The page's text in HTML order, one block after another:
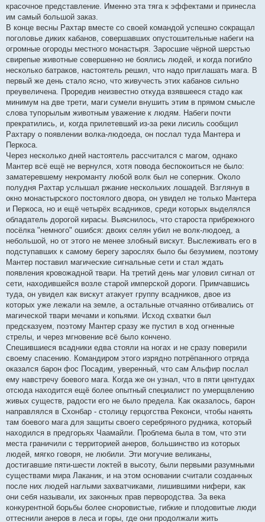
красочное представление. Именно эта тяга к эффектами и принесла
им самый большой заказ.
В конце весны Рахтар вместе со своей командой успешно сокращал
поголовье диких кабанов, совершавших опустошительные набеги на
огромные огороды местного монастыря. Заросшие чёрной шерстью
свирепые животные совершенно не боялись людей, и когда погибло
несколько батраков, настоятель решил, что надо приглашать мага. В
первый же день стало ясно, что живучесть этих кабанов сильно
преувеличена. Проредив неизвестно откуда взявшееся стадо как
минимум на две трети, маги сумели внушить этим в прямом смысле
слова тупорылым животным уважение к людям. Набеги почти
прекратились, и, когда прилетевший из-за реки лисиль сообщил
Рахтару о появлении волка-людоеда, он послал туда Мантера и
Перкоса.
Через несколько дней настоятель рассчитался с магом, однако
Мантер всё ещё не вернулся, хотя повода беспокоиться не было:
заматеревшему некроманту любой волк был не соперник. Около
полудня Рахтар услышал ржание нескольких лошадей. Взглянув в
окно монастырского постоялого двора, он увидел не только Мантера
и Перкоса, но и ещё четырёх всадников, среди которых выделялся
обладатель дорогой кирасы. Выяснилось, что староста прибрежного
посёлка "немного" ошибся: двоих селян убил не волк-людоед, а
небольшой, но от этого не менее злобный вискут. Выслеживать его в
подступавших к самому берегу зарослях было бы безумием, поэтому
Мантер поставил магические сигнальные сети и стал ждать
появления кровожадной твари. На третий день маг уловил сигнал от
сети, находившейся возле старой имперской дороги. Примчавшись
туда, он увидел как вискут атакует группу всадников, двое из
которых уже лежали на земле, а остальные отчаянно отбивались от
магической твари мечами и копьями. Исход схватки был
предсказуем, поэтому Мантер сразу же пустил в ход огненные
стрелы, и через мгновение всё было кончено.
Спешившиеся всадники едва стояли на ногах и не сразу поверили
своему спасению. Командиром этого изрядно потрёпанного отряда
оказался барон фос Посадим, уверенный, что сам Альфир послал
ему навстречу боевого мага. Когда же он узнал, что в пяти центудах
отсюда находится ещё более опытный специалист по умерщвлению
живых существ, радости его не было предела. Как оказалось, барон
направлялся в Схонбар - столицу герцогства Реконси, чтобы нанять
там боевого мага для защиты своего серебряного рудника, который
находился в предгорьях Чаамайли. Проблема была в том, что эти
места граничили с территорией анеров, большинство из которых
людей, мягко говоря, не любили. Эти могучие великаны,
достигавшие пяти-шести локтей в высоту, были первыми разумными
существами мира Лаканик, и на этом основании считали созданных
после них людей наглыми захватчиками, лишившими нифери, как
они себя называли, их законных прав первородства. За века
конкурентной борьбы более сноровистые, гибкие и плодовитые люди
оттеснили анеров в леса и горы, где они продолжали жить